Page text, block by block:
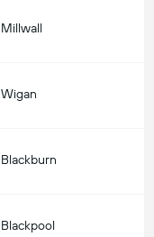
Millwall
Wigan
Blackburn
Blackpool